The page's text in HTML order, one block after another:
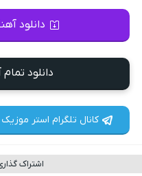
دانلود
دانلود
کانال تلگرام استر موزیک
اشتراک